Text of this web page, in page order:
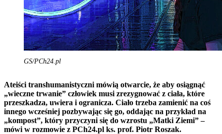
GS/PCh24.pl
Ateiści transhumanistyczni mówią otwarcie, że aby osiągnąć
„wieczne trwanie” człowiek musi zrezygnować z ciała, które
przeszkadza, uwiera i ogranicza. Ciało trzeba zamienić na coś
innego wcześniej pozbywając się go, oddając na przykład na
„kompost”, który przyczyni się do wzrostu „Matki Ziemi” –
mówi w rozmowie z PCh24.pl ks. prof. Piotr Roszak.